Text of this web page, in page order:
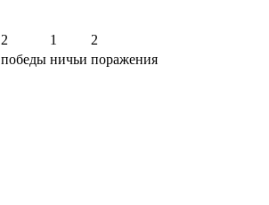
2 1
2
победы ничьи поражения